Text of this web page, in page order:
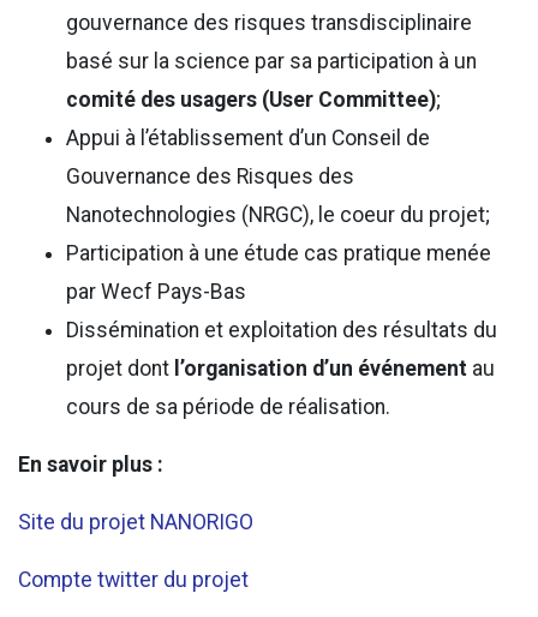
gouvernance des risques transdisciplinaire
basé sur la science par sa participation à un
comité des usagers (User Committee);
Appui à l’établissement d’un Conseil de
Gouvernance des Risques des
Nanotechnologies (NRGC), le coeur du projet;
Participation à une étude cas pratique menée
par Wecf Pays-Bas
Dissémination et exploitation des résultats du
projet dont l’organisation d’un événement au
cours de sa période de réalisation.
En savoir plus :
Site du projet NANORIGO
Compte twitter du projet